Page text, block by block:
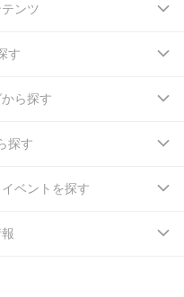
ンツ
す
ら探す
探す
ベントを探す